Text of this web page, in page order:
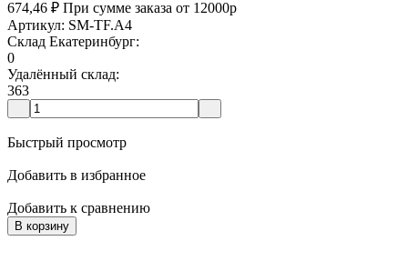
674,46 ₽ При сумме заказа от 12000р
Артикул: SM-TF.A4
Склад Екатеринбург:
0
Удалённый склад:
363
Быстрый просмотр
Добавить в избранное
Добавить к сравнению
В корзину